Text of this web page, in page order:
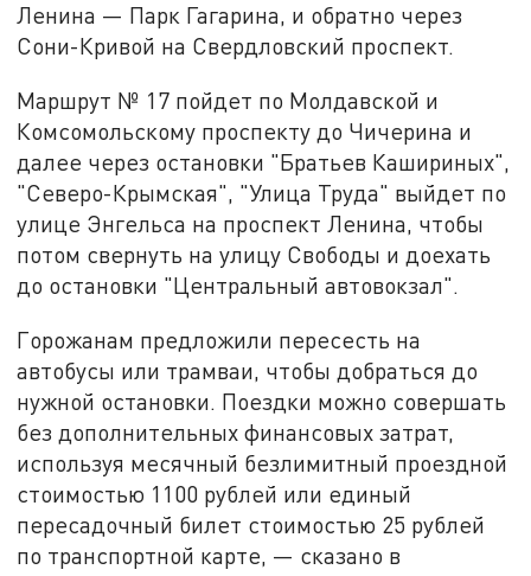
Ленина — Парк Гагарина, и обратно через
Сони-Кривой на Свердловский проспект.
Маршрут № 17 пойдет по Молдавской и
Комсомольскому проспекту до Чичерина и
далее через остановки "Братьев Кашириных",
"Северо-Крымская", "Улица Труда" выйдет по
улице Энгельса на проспект Ленина, чтобы
потом свернуть на улицу Свободы и доехать
до остановки "Центральный автовокзал".
Горожанам предложили пересесть на
автобусы или трамваи, чтобы добраться до
нужной остановки. Поездки можно совершать
без дополнительных финансовых затрат,
используя месячный безлимитный проездной
стоимостью 1100 рублей или единый
пересадочный билет стоимостью 25 рублей
по транспортной карте, — сказано в